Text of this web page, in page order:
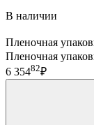
В наличии
Пленочная
Пленочная
6 35482₽